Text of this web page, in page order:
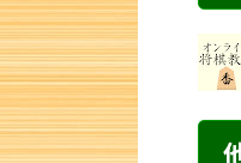
詰将棋 3手詰め・112 解